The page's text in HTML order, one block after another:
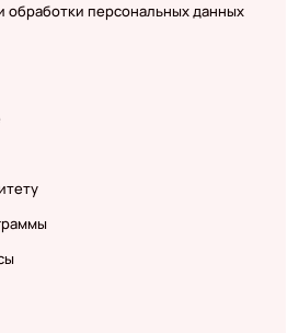
обработки персональных данных